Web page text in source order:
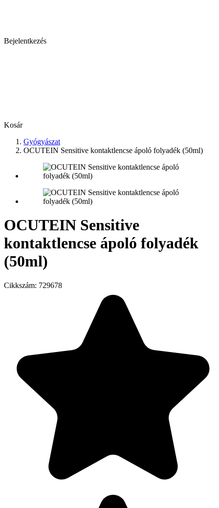
Bejelentkezés
Kosár
Gyógyászat
OCUTEIN Sensitive kontaktlencse ápoló folyadék (50ml)
OCUTEIN Sensitive
kontaktlencse ápoló folyadék
(50ml)
Cikkszám: 729678